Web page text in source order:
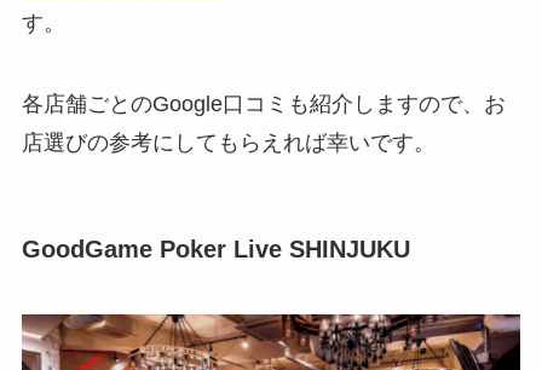
す。
各店舗ごとのGoogle口コミも紹介しますので、お
店選びの参考にしてもらえれば幸いです。
GoodGame Poker Live SHINJUKU